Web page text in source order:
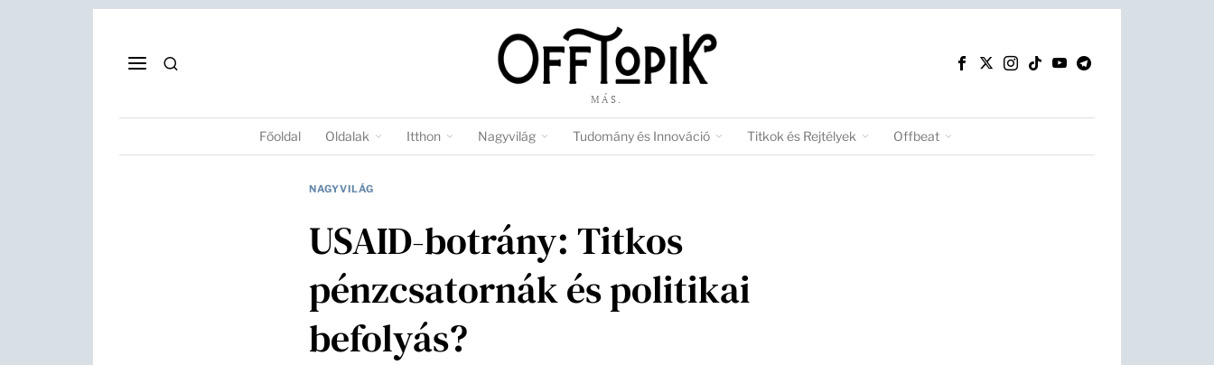
MÁS.
Főoldal Oldalak Itthon Nagyvilág Tudomány és Innováció Titkok és Rejtélyek Offbeat
NAGYVILÁG
USAID-botrány: Titkos
pénzcsatornák és politikai
befolyás?